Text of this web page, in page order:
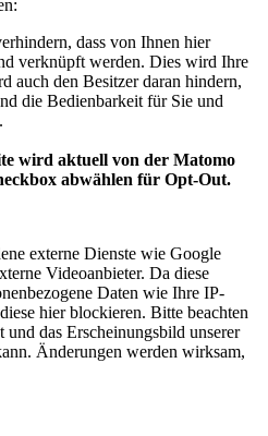
dass von Ihnen hier
verknüpft werden. Dies wird Ihre
auch den Besitzer daran hindern,
die Bedienbarkeit für Sie und
wird aktuell von der Matomo
abwählen für Opt-Out.
externe Dienste wie Google
Videoanbieter. Da diese
Daten wie Ihre IP-
hier blockieren. Bitte beachten
und das Erscheinungsbild unserer
Änderungen werden wirksam,